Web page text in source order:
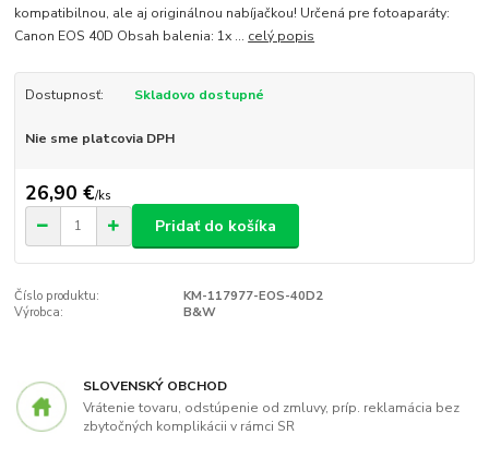
kompatibilnou, ale aj originálnou nabíjačkou! Určená pre fotoaparáty:
Canon EOS 40D Obsah balenia: 1x ... celý popis
Dostupnosť: Skladovo dostupné
Nie sme platcovia DPH
26,90 €/ks
Pridať do košíka
Číslo produktu:
KM-117977-EOS-40D2
Výrobca:
B&W
SLOVENSKÝ OBCHOD
Vrátenie tovaru, odstúpenie od zmluvy, príp. reklamácia bez
zbytočných komplikácii v rámci SR